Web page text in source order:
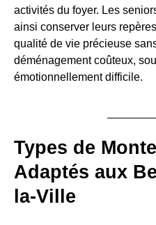
activités du foyer. Les
ainsi conserver leurs
qualité de vie précieuse
déménagement coûteux,
émotionnellement difficile.
Types de
Adaptés aux
la-Ville